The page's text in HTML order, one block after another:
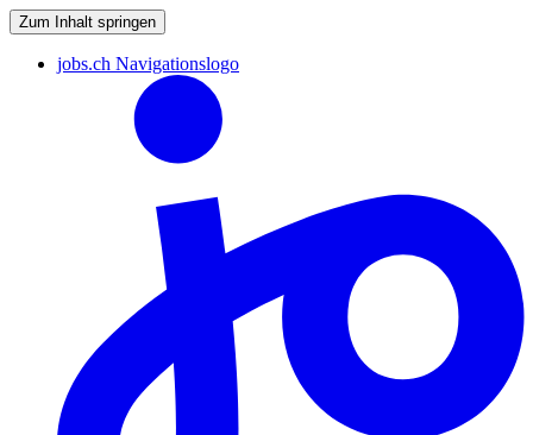
Zum Inhalt springen
jobs.ch Navigationslogo